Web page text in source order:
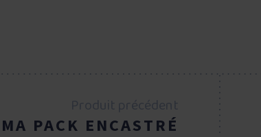
PACK ENCASTRÉ